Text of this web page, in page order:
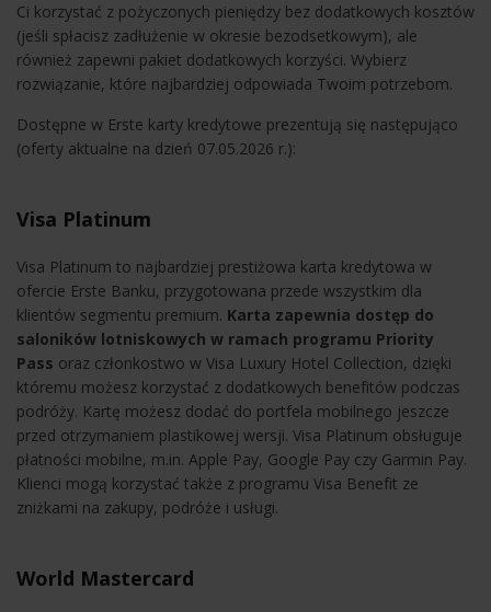
Ci korzystać z pożyczonych pieniędzy bez dodatkowych kosztów
(jeśli spłacisz zadłużenie w okresie bezodsetkowym), ale
również zapewni pakiet dodatkowych korzyści. Wybierz
rozwiązanie, które najbardziej odpowiada Twoim potrzebom.
Dostępne w Erste karty kredytowe prezentują się następująco
(oferty aktualne na dzień 07.05.2026 r.):
Visa Platinum
Visa Platinum to najbardziej prestiżowa karta kredytowa w
ofercie Erste Banku, przygotowana przede wszystkim dla
klientów segmentu premium. Karta zapewnia dostęp do
saloników lotniskowych w ramach programu Priority
Pass oraz członkostwo w Visa Luxury Hotel Collection, dzięki
któremu możesz korzystać z dodatkowych benefitów podczas
podróży. Kartę możesz dodać do portfela mobilnego jeszcze
przed otrzymaniem plastikowej wersji. Visa Platinum obsługuje
płatności mobilne, m.in. Apple Pay, Google Pay czy Garmin Pay.
Klienci mogą korzystać także z programu Visa Benefit ze
zniżkami na zakupy, podróże i usługi.
World Mastercard